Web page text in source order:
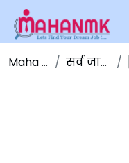
Maha NMK सर्व जाहिराती